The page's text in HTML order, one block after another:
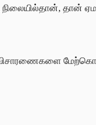
தான்
விசாரணைகளை